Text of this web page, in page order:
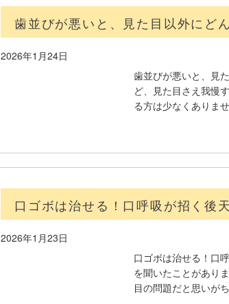
歯並びが悪いと、見た目以外にど
2026年1月24日
歯並びが悪いと、見
ど、見た目さえ我慢
る方は少なくありま
口ゴボは治せる！口呼吸が招く後
2026年1月23日
口ゴボは治せる！口
を聞いたことがあり
目の問題だと思いが